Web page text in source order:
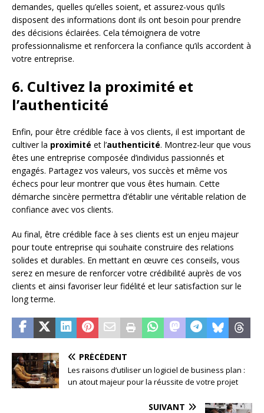
demandes, quelles qu’elles soient, et assurez-vous qu’ils
disposent des informations dont ils ont besoin pour prendre
des décisions éclairées. Cela témoignera de votre
professionnalisme et renforcera la confiance qu’ils accordent à
votre entreprise.
6. Cultivez la proximité et
l’authenticité
Enfin, pour être crédible face à vos clients, il est important de
cultiver la proximité et l’authenticité. Montrez-leur que vous
êtes une entreprise composée d’individus passionnés et
engagés. Partagez vos valeurs, vos succès et même vos
échecs pour leur montrer que vous êtes humain. Cette
démarche sincère permettra d’établir une véritable relation de
confiance avec vos clients.
Au final, être crédible face à ses clients est un enjeu majeur
pour toute entreprise qui souhaite construire des relations
solides et durables. En mettant en œuvre ces conseils, vous
serez en mesure de renforcer votre crédibilité auprès de vos
clients et ainsi favoriser leur fidélité et leur satisfaction sur le
long terme.
PRÉCÉDENT
Les raisons d’utiliser un logiciel de business plan :
un atout majeur pour la réussite de votre projet
SUIVANT